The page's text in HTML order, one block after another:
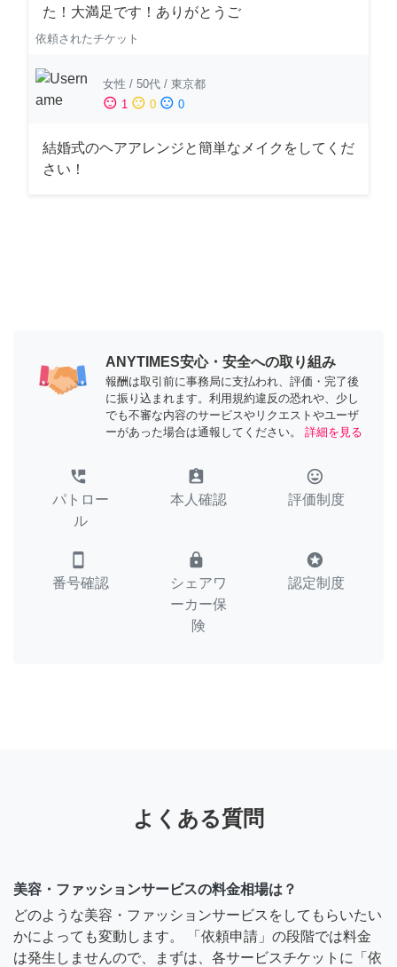
た！大満足です！ありがとうご
依頼されたチケット
女性 / 50代 / 東京都
sentiment_satisfied 1 sentiment_neutral 0 sentiment_dissatisfied 0
結婚式のヘアアレンジと簡単なメイクをしてくだ
さい！
ANYTIMES安心・安全への取り組み
報酬は取引前に事務局に支払われ、評価・完了後
に振り込まれます。利用規約違反の恐れや、少し
でも不審な内容のサービスやリクエストやユーザ
ーがあった場合は通報してください。
詳細を見る
perm_phone_msg
パトロー
ル
assignment_ind
本人確認
tag_faces
評価制度
smartphone
番号確認
lock
シェアワ
ーカー保
険
stars
認定制度
よくある質問
美容・ファッションサービスの料金相場は？
どのような美容・ファッションサービスをしてもらいたい
かによっても変動します。 「依頼申請」の段階では料金
は発生しませんので、まずは、各サービスチケットに「依